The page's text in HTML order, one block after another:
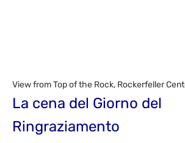
View from Top of the Rock, Rockerfeller
La cena del Giorno del
Ringraziamento